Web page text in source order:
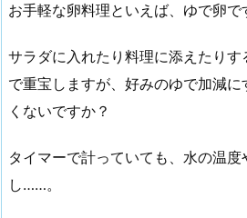
お手軽な卵料理といえば、ゆで卵で
サラダに入れたり料理に添えたり
で重宝しますが、好みのゆで加減
くないですか？
タイマーで計っていても、水の温
し……。